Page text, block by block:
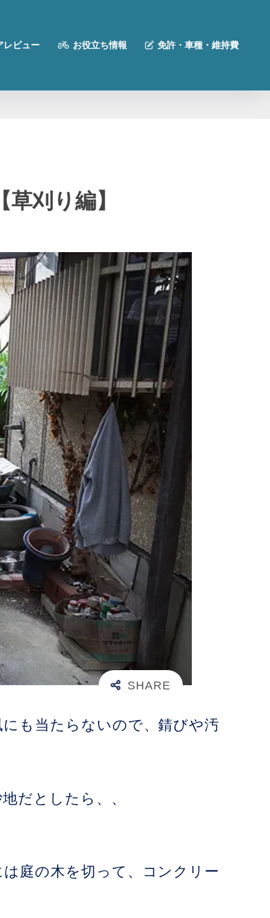
レビュー お役立ち情報 免許・車種・維持費
刈り編】
も当たらないので、錆びや汚
だとしたら、、
庭の木を切って、コンクリー